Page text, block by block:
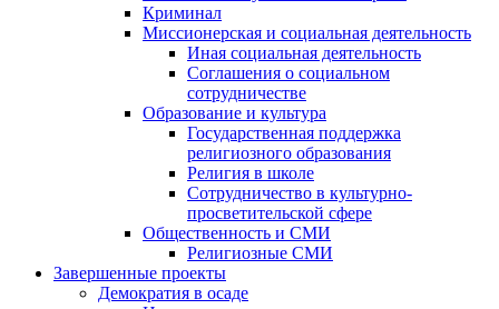
Криминал
Миссионерская и социальная деятельность
Иная социальная деятельность
Соглашения о социальном
сотрудничестве
Образование и культура
Государственная поддержка
религиозного образования
Религия в школе
Сотрудничество в культурно-
просветительской сфере
Общественность и СМИ
Религиозные СМИ
Завершенные проекты
Демократия в осаде